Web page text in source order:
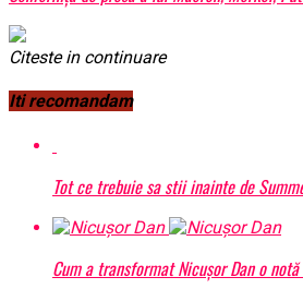
Citeste in continuare
Iti recomandam
Tot ce trebuie sa stii inainte de
Cum a transformat Nicușor Dan o